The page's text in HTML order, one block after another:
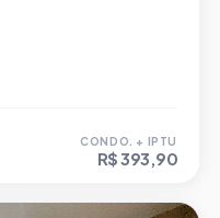
CONDO. + IPTU
R$ 393,90